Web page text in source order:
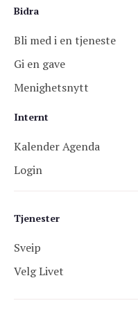
Tjenester
Sveip
Velg Livet
Bidra
Bli med i en tjeneste
Gi en gave
Menighetsnytt
Internt
Kalender Agenda
Login